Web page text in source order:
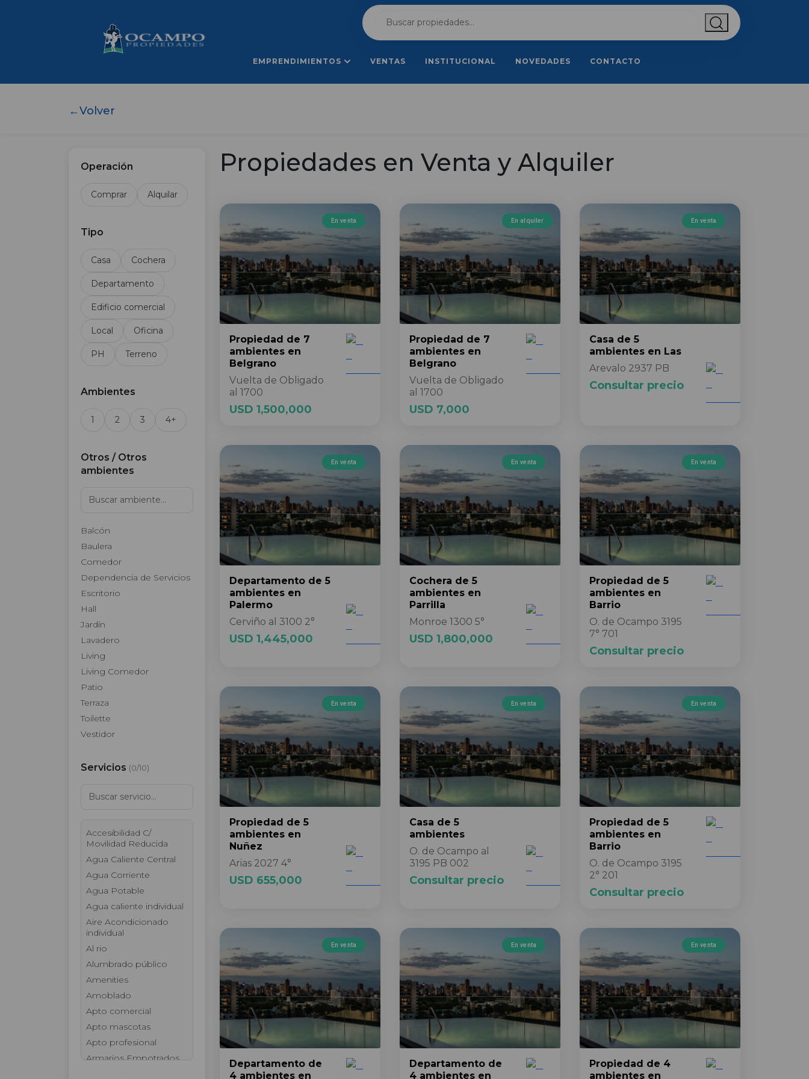
EMPRENDIMIENTOS VENTAS INSTITUCIONAL NOVEDADES CONTACTO
←Volver
Operación
Comprar Alquilar
Tipo
Casa Cochera
Departamento
Edificio comercial
Local Oficina
PH Terreno
Ambientes
1 2 3 4+
Otros / Otros
ambientes
Balcón
Baulera
Comedor
Dependencia de Servicios
Escritorio
Hall
Jardín
Lavadero
Living
Living Comedor
Patio
Terraza
Toilette
Vestidor
Servicios (0/10)
Accesibilidad C/
Movilidad Reducida
Agua Caliente Central
Agua Corriente
Agua Potable
Agua caliente individual
Aire Acondicionado
individual
Al rio
Alumbrado público
Amenities
Amoblado
Apto comercial
Apto mascotas
Apto profesional
Armarios Empotrados
Propiedades en Venta y Alquiler
En venta
Propiedad de 7
ambientes en
Belgrano
Vuelta de Obligado
al 1700
USD 1,500,000
En alquiler
Propiedad de 7
ambientes en
Belgrano
Vuelta de Obligado
al 1700
USD 7,000
En venta
Casa de 5
ambientes en Las
Arevalo 2937 PB
Consultar precio
En venta
Departamento de 5
ambientes en
Palermo
Cerviño al 3100 2°
USD 1,445,000
En venta
Cochera de 5
ambientes en
Parrilla
Monroe 1300 5°
USD 1,800,000
En venta
Propiedad de 5
ambientes en
Barrio
O. de Ocampo 3195
7° 701
Consultar precio
En venta
Propiedad de 5
ambientes en
Nuñez
Arias 2027 4°
USD 655,000
En venta
Casa de 5
ambientes
O. de Ocampo al
3195 PB 002
Consultar precio
En venta
Propiedad de 5
ambientes en
Barrio
O. de Ocampo 3195
2° 201
Consultar precio
En venta
Departamento de
4 ambientes en
En venta
Departamento de
4 ambientes en
En venta
Propiedad de 4
ambientes en